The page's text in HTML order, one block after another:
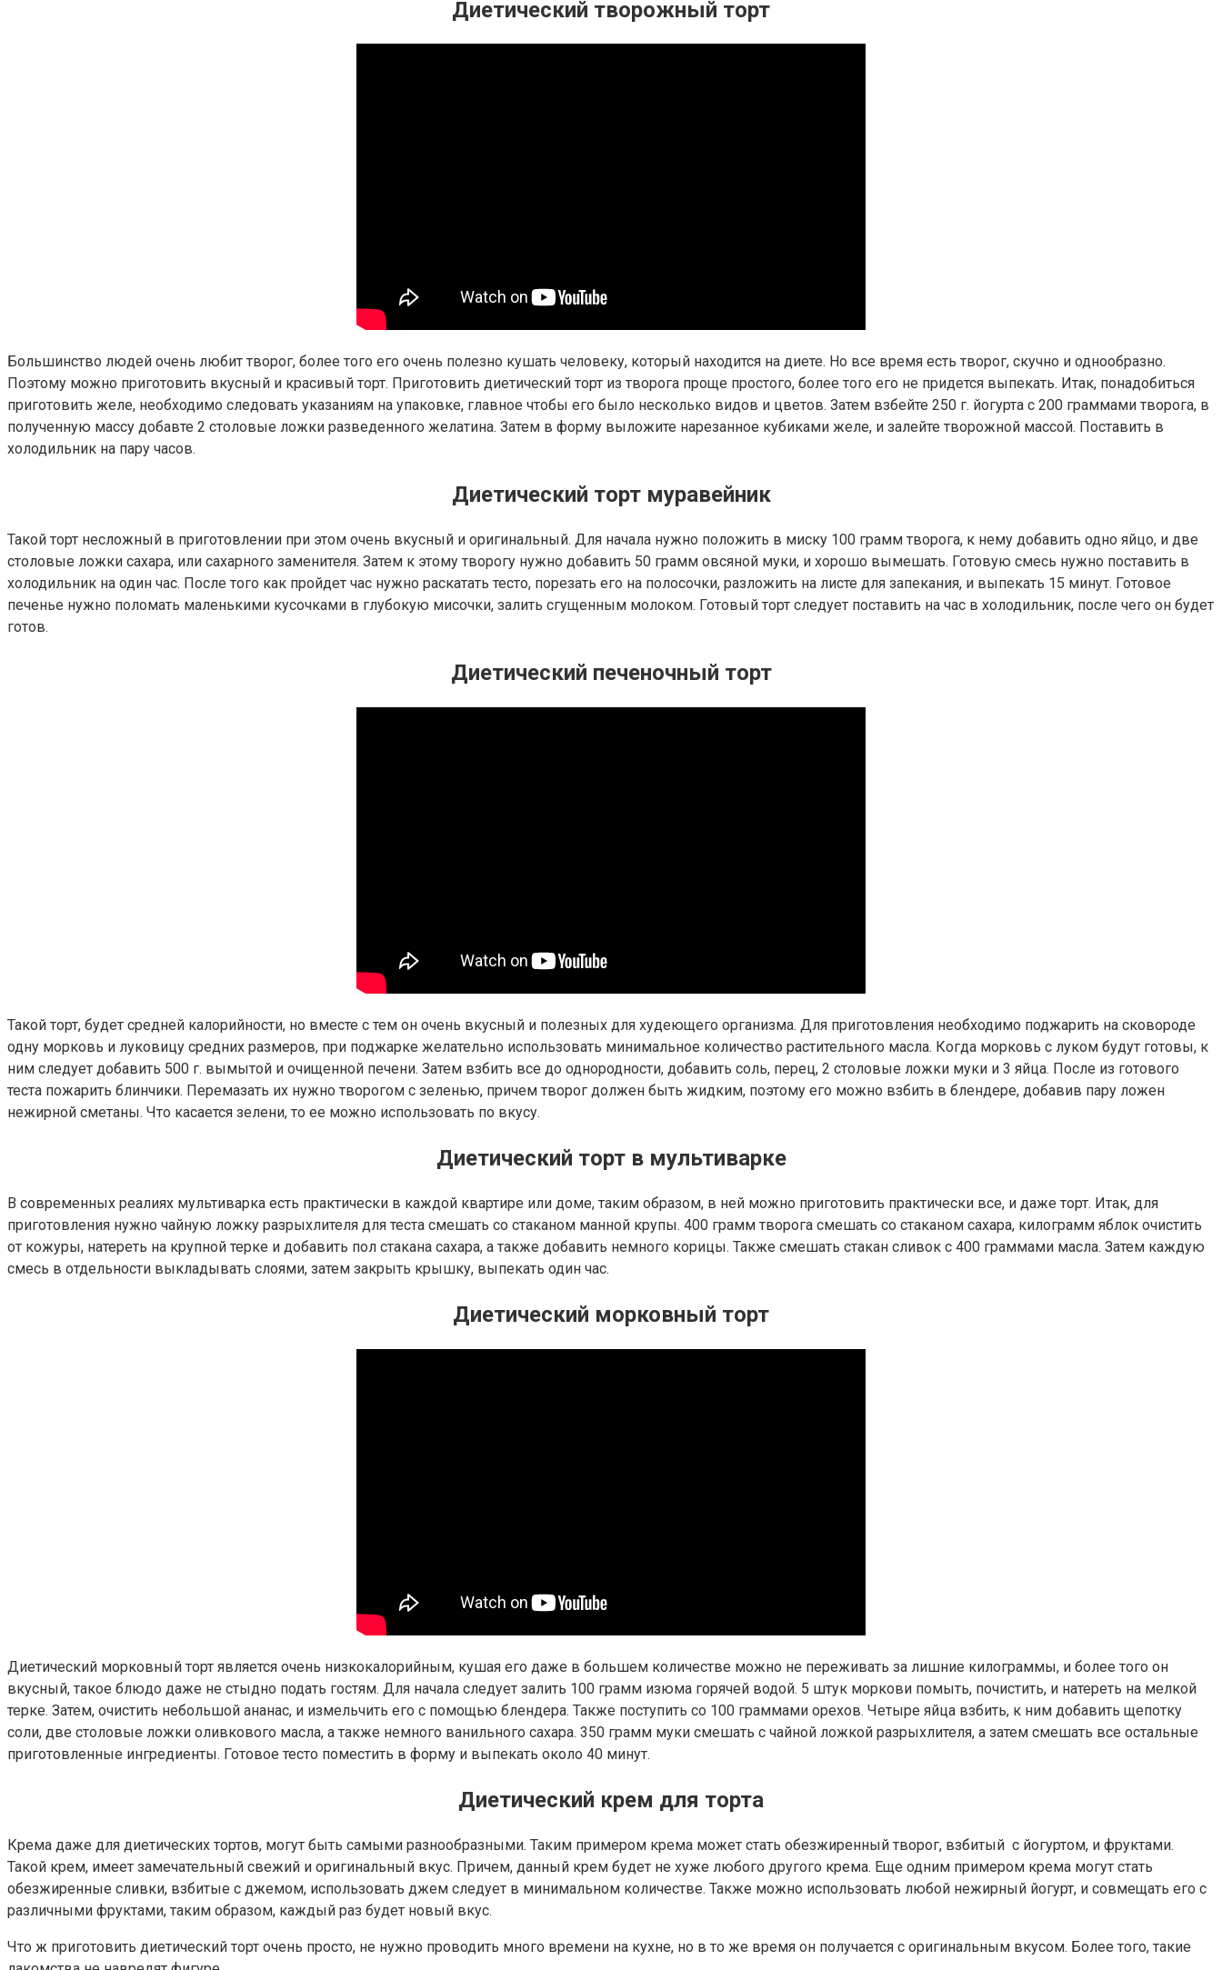
Диетический творожный торт
Большинство людей очень любит творог, более того его очень полезно кушать человеку, который находится на диете. Но все время есть творог, скучно и однообразно.
Поэтому можно приготовить вкусный и красивый торт. Приготовить диетический торт из творога проще простого, более того его не придется выпекать. Итак, понадобиться
приготовить желе, необходимо следовать указаниям на упаковке, главное чтобы его было несколько видов и цветов. Затем взбейте 250 г. йогурта с 200 граммами творога, в
полученную массу добавте 2 столовые ложки разведенного желатина. Затем в форму выложите нарезанное кубиками желе, и залейте творожной массой. Поставить в
холодильник на пару часов.
Диетический торт муравейник
Такой торт несложный в приготовлении при этом очень вкусный и оригинальный. Для начала нужно положить в миску 100 грамм творога, к нему добавить одно яйцо, и две
столовые ложки сахара, или сахарного заменителя. Затем к этому творогу нужно добавить 50 грамм овсяной муки, и хорошо вымешать. Готовую смесь нужно поставить в
холодильник на один час. После того как пройдет час нужно раскатать тесто, порезать его на полосочки, разложить на листе для запекания, и выпекать 15 минут. Готовое
печенье нужно поломать маленькими кусочками в глубокую мисочки, залить сгущенным молоком. Готовый торт следует поставить на час в холодильник, после чего он будет
готов.
Диетический печеночный торт
Такой торт, будет средней калорийности, но вместе с тем он очень вкусный и полезных для худеющего организма. Для приготовления необходимо поджарить на сковороде
одну морковь и луковицу средних размеров, при поджарке желательно использовать минимальное количество растительного масла. Когда морковь с луком будут готовы, к
ним следует добавить 500 г. вымытой и очищенной печени. Затем взбить все до однородности, добавить соль, перец, 2 столовые ложки муки и 3 яйца. После из готового
теста пожарить блинчики. Перемазать их нужно творогом с зеленью, причем творог должен быть жидким, поэтому его можно взбить в блендере, добавив пару ложен
нежирной сметаны. Что касается зелени, то ее можно использовать по вкусу.
Диетический торт в мультиварке
В современных реалиях мультиварка есть практически в каждой квартире или доме, таким образом, в ней можно приготовить практически все, и даже торт. Итак, для
приготовления нужно чайную ложку разрыхлителя для теста смешать со стаканом манной крупы. 400 грамм творога смешать со стаканом сахара, килограмм яблок очистить
от кожуры, натереть на крупной терке и добавить пол стакана сахара, а также добавить немного корицы. Также смешать стакан сливок с 400 граммами масла. Затем каждую
смесь в отдельности выкладывать слоями, затем закрыть крышку, выпекать один час.
Диетический морковный торт
Диетический морковный торт является очень низкокалорийным, кушая его даже в большем количестве можно не переживать за лишние килограммы, и более того он
вкусный, такое блюдо даже не стыдно подать гостям. Для начала следует залить 100 грамм изюма горячей водой. 5 штук моркови помыть, почистить, и натереть на мелкой
терке. Затем, очистить небольшой ананас, и измельчить его с помощью блендера. Также поступить со 100 граммами орехов. Четыре яйца взбить, к ним добавить щепотку
соли, две столовые ложки оливкового масла, а также немного ванильного сахара. 350 грамм муки смешать с чайной ложкой разрыхлителя, а затем смешать все остальные
приготовленные ингредиенты. Готовое тесто поместить в форму и выпекать около 40 минут.
Диетический крем для торта
Крема даже для диетических тортов, могут быть самыми разнообразными. Таким примером крема может стать обезжиренный творог, взбитый с йогуртом, и фруктами.
Такой крем, имеет замечательный свежий и оригинальный вкус. Причем, данный крем будет не хуже любого другого крема. Еще одним примером крема могут стать
обезжиренные сливки, взбитые с джемом, использовать джем следует в минимальном количестве. Также можно использовать любой нежирный йогурт, и совмещать его с
различными фруктами, таким образом, каждый раз будет новый вкус.
Что ж приготовить диетический торт очень просто, не нужно проводить много времени на кухне, но в то же время он получается с оригинальным вкусом. Более того, такие